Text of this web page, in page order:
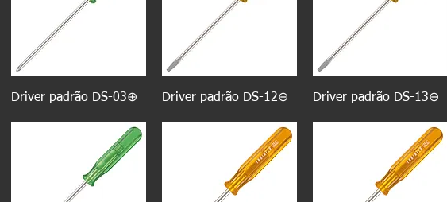
Driver padrão DS-03⊕ Driver padrão DS-12⊖ Driver padrão DS-13⊖